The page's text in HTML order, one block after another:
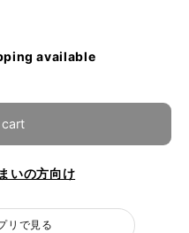
available
いの方向け
リで見る